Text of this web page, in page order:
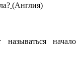
(Англия)
начало